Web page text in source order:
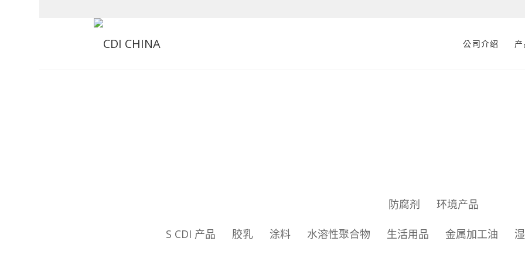
公司介绍
防腐剂 环境产品
S CDI 产品 胶乳 涂料 水溶性聚合物 生活用品 金属加工油